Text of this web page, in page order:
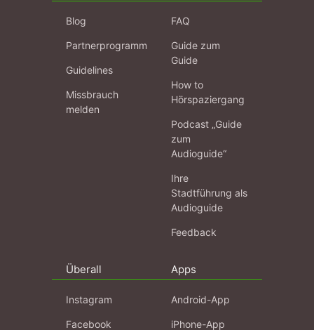
Blog
Partnerprogramm
Guidelines
Missbrauch
melden
FAQ
Guide zum
Guide
How to
Hörspaziergang
Podcast „Guide
zum
Audioguide“
Ihre
Stadtführung als
Audioguide
Feedback
Überall
Instagram
Facebook
Apps
Android-App
iPhone-App